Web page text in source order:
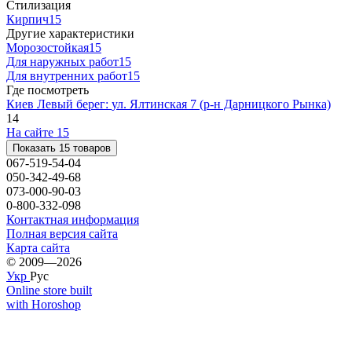
Стилизация
Кирпич15
Другие характеристики
Морозостойкая15
Для наружных работ15
Для внутренних работ15
Где посмотреть
Киев Левый берег: ул. Ялтинская 7 (р-н Дарницкого Рынка)
14
На сайте 15
Показать 15 товаров
067-519-54-04
050-342-49-68
073-000-90-03
0-800-332-098
Контактная информация
Полная версия сайта
Карта сайта
© 2009—2026
Укр Рус
Online store built
with Horoshop